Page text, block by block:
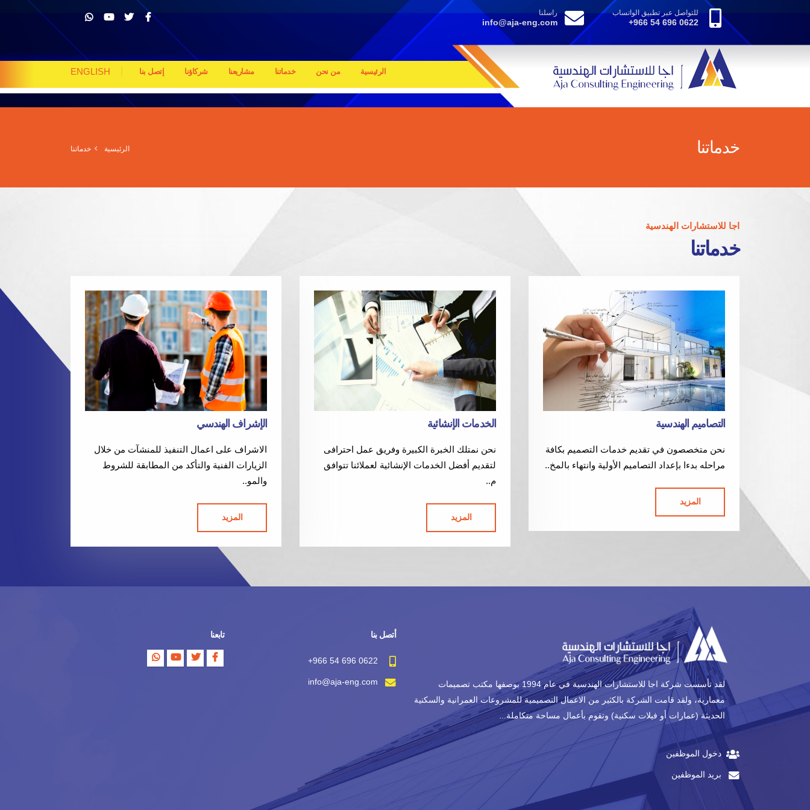
للتواصل عبر تطبيق الواتساب
+966 54 696 0622
راسلنا
info@aja-eng.com
الرئيسية من نحن خدماتنا مشاريعنا شركاؤنا إتصل بنا ENGLISH
خدماتنا الرئيسية خدماتنا
اجا للاستشارات الهندسية
خدماتنا
التصاميم الهندسية
نحن متخصصون في تقديم خدمات التصميم بكافة
مراحله بدءا بإعداد التصاميم الأولية وانتهاء بالمخ..
المزيد
اﻟﺨﺪﻣﺎت الإﻧﺸﺎﺋﻴﺔ
نحن نمتلك الخبرة الكبيرة وفريق عمل احترافى
لتقديم أفضل الخدمات الإنشائية لعملائنا تتوافق
م..
المزيد
الإشراف الهندسي
الاشراف على اعمال التنفيذ للمنشآت من خلال
الزيارات الفنية والتأكد من المطابقة للشروط
والمو..
المزيد
ﻟﻘﺪ ﺗﺄﺳﺴﺖ ﺷﺮﻛﺔ اﺟﺎ ﻟﻼﺳﺘﺸﺎرات اﻟﻬﻨﺪﺳﻴﺔ ﻓﻲ ﻋﺎم 1994 ﺑﻮﺻﻔﻬﺎ ﻣﻜﺘﺐ ﺗﺼﻤﻴﻤﺎت
ﻣﻌﻤﺎرﻳﺔ، وﻟﻘﺪ ﻗﺎﻣﺖ اﻟﺸﺮﻛﺔ ﺑﺎﻟﻜﺜﻴﺮ ﻣﻦ الاﻋﻤﺎل اﻟﺘﺼﻤﻴﻤﻴﺔ ﻟﻠﻤﺸﺮوﻋﺎت اﻟﻌﻤﺮاﻧﻴﺔ واﻟﺴﻜﻨﻴﺔ
اﻟﺤﺪﻳﺜﺔ (ﻋﻤﺎرات أو ﻓﻴﻼت ﺳﻜﻨﻴﺔ) وﺗﻘﻮم ﺑﺄﻋﻤﺎل ﻣﺴﺎﺣﺔ ﻣﺘﻜﺎﻣﻠﺔ...
دخول الموظفين
بريد الموظفين
أتصل بنا
+966 54 696 0622
info@aja-eng.com
تابعنا